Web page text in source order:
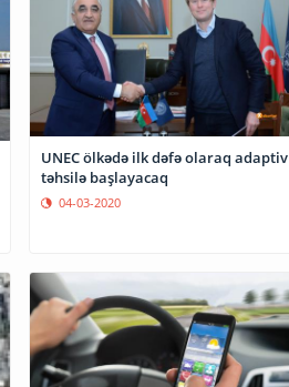
UNEC ölkədə ilk dəfə olaraq adaptiv
təhsilə başlayacaq
04-03-2020